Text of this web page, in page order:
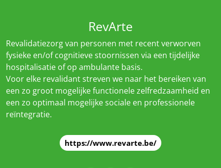
RevArte
Revalidatiezorg van personen met recent verworven
fysieke en/of cognitieve stoornissen via een tijdelijke
hospitalisatie of op ambulante basis.
Voor elke revalidant streven we naar het bereiken van
een zo groot mogelijke functionele zelfredzaamheid en
een zo optimaal mogelijke sociale en professionele
reïntegratie.
https://www.revarte.be/